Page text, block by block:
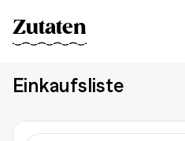
Zutaten